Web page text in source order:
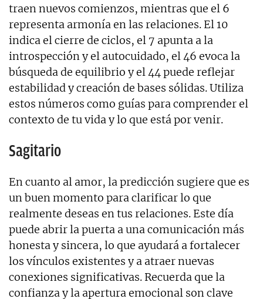
traen nuevos comienzos, mientras que el 6
representa armonía en las relaciones. El 10
indica el cierre de ciclos, el 7 apunta a la
introspección y el autocuidado, el 46 evoca la
búsqueda de equilibrio y el 44 puede reflejar
estabilidad y creación de bases sólidas. Utiliza
estos números como guías para comprender el
contexto de tu vida y lo que está por venir.
Sagitario
En cuanto al amor, la predicción sugiere que es
un buen momento para clarificar lo que
realmente deseas en tus relaciones. Este día
puede abrir la puerta a una comunicación más
honesta y sincera, lo que ayudará a fortalecer
los vínculos existentes y a atraer nuevas
conexiones significativas. Recuerda que la
confianza y la apertura emocional son clave